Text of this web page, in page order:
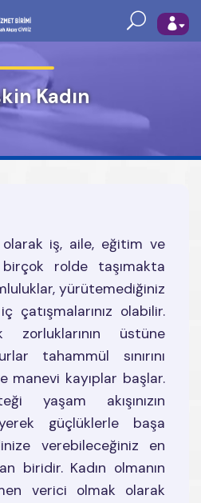
Kadın
iş, aile, eğitim ve
rolde taşımakta
yürütemediğiniz
çatışmalarınız olabilir.
zorluklarının üstüne
tahammül sınırını
manevi kayıplar başlar.
yaşam akışınızın
güçlüklerle başa
verebileceğiniz en
biridir. Kadın olmanın
verici olmak olarak